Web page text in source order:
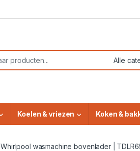
Koelen & vriezen Koken &
Whirlpool wasmachine bovenlader |